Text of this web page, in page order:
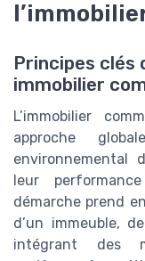
Principes clés
immobilier
L’immobilier
approche
environnemental
leur
démarche prend
d’un immeuble,
intégrant des